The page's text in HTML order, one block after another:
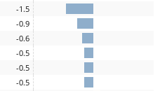
-1.5
-0.9
-0.6
-0.5
-0.5
-0.5